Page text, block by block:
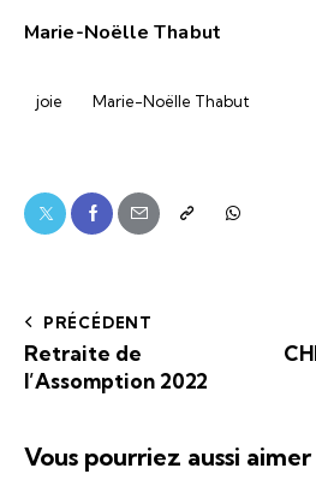
Marie-Noëlle Thabut
joie Marie-Noëlle Thabut
PRÉCÉDENT
Retraite de
l’Assomption 2022
Vous pourriez aussi aimer